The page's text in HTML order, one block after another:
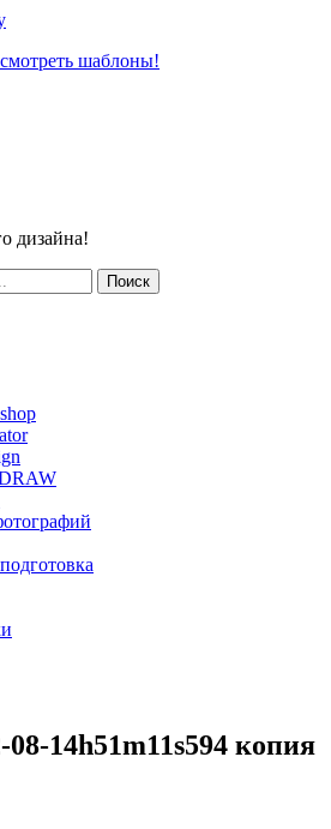
шаблоны!
дизайна!
14h51m11s594 копия